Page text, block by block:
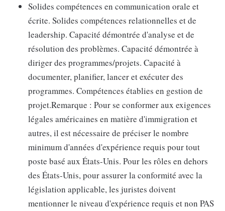
Solides compétences en communication orale et
écrite. Solides compétences relationnelles et de
leadership. Capacité démontrée d'analyse et de
résolution des problèmes. Capacité démontrée à
diriger des programmes/projets. Capacité à
documenter, planifier, lancer et exécuter des
programmes. Compétences établies en gestion de
projet.Remarque : Pour se conformer aux exigences
légales américaines en matière d'immigration et
autres, il est nécessaire de préciser le nombre
minimum d'années d'expérience requis pour tout
poste basé aux États-Unis. Pour les rôles en dehors
des États-Unis, pour assurer la conformité avec la
législation applicable, les juristes doivent
mentionner le niveau d'expérience requis et non PAS